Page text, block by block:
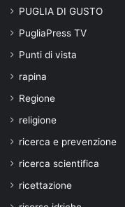
PUGLIA DI GUSTO
PugliaPress TV
Punti di vista
rapina
Regione
religione
ricerca e prevenzione
ricerca scientifica
ricettazione